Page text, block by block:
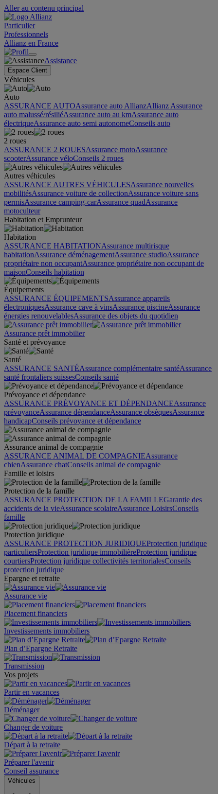
Aller au contenu principal
Particulier
Professionnels
Allianz en France
Assistance
Espace Client
Véhicules
Auto
ASSURANCE AUTOAssurance auto AllianzAllianz Assurance
auto malussé/résiliéAssurance auto au kmAssurance auto
électriqueAssurance auto semi autonomeConseils auto
2 roues
ASSURANCE 2 ROUESAssurance motoAssurance
scooterAssurance véloConseils 2 roues
Autres véhicules
ASSURANCE AUTRES VÉHICULESAssurance nouvelles
mobilitésAssurance voiture de collectionAssurance voiture sans
permisAssurance camping-carAssurance quadAssurance
motoculteur
Habitation et Emprunteur
Habitation
ASSURANCE HABITATIONAssurance multirisque
habitationAssurance déménagementAssurance studioAssurance
propriétaire non occupantAssurance propriétaire non occupant de
maisonConseils habitation
Équipements
ASSURANCE ÉQUIPEMENTSAssurance appareils
électroniquesAssurance cave à vinsAssurance piscineAssurance
énergies renouvelablesAssurance des objets du quotidien
Assurance prêt immobilier
Santé et prévoyance
Santé
ASSURANCE SANTÉAssurance complémentaire santéAssurance
santé frontaliers suissesConseils santé
Prévoyance et dépendance
ASSURANCE PRÉVOYANCE ET DÉPENDANCEAssurance
prévoyanceAssurance dépendanceAssurance obsèquesAssurance
handicapConseils prévoyance et dépendance
Assurance animal de compagnie
ASSURANCE ANIMAL DE COMPAGNIEAssurance
chienAssurance chatConseils animal de compagnie
Famille et loisirs
Protection de la famille
ASSURANCE PROTECTION DE LA FAMILLEGarantie des
accidents de la vieAssurance scolaireAssurance LoisirsConseils
famille
Protection juridique
ASSURANCE PROTECTION JURIDIQUEProtection juridique
particuliersProtection juridique immobilièreProtection juridique
courtiersProtection juridique collectivités territorialesConseils
protection juridique
Epargne et retraite
Assurance vie
Placement financiers
Investissements immobiliers
Plan d’Epargne Retraite
Transmission
Vos projets
Partir en vacances
Déménager
Changer de voiture
Départ à la retraite
Préparer l'avenir
Conseil assurance
Véhicules